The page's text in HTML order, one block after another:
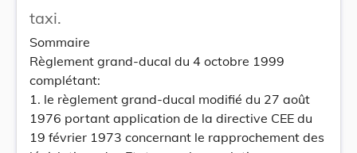
taxi.
Sommaire
Règlement grand-ducal du 4 octobre 1999
complétant:
1. le règlement grand-ducal modifié du 27 août
1976 portant application de la directive CEE du
19 février 1973 concernant le rapprochement des